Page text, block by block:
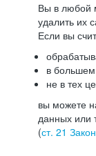
Вы в любой
удалить их
Если вы
в
не в тех
вы можете
данных или
(ст. 21